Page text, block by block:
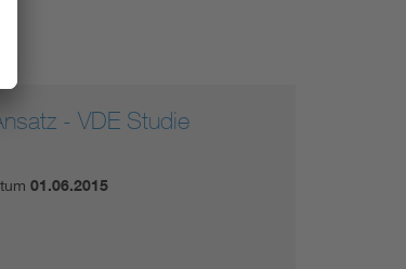
- VDE Studie
01.06.2015